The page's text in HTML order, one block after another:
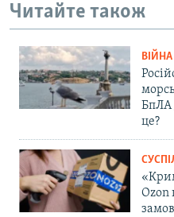
Читайте також
БпЛА
це?